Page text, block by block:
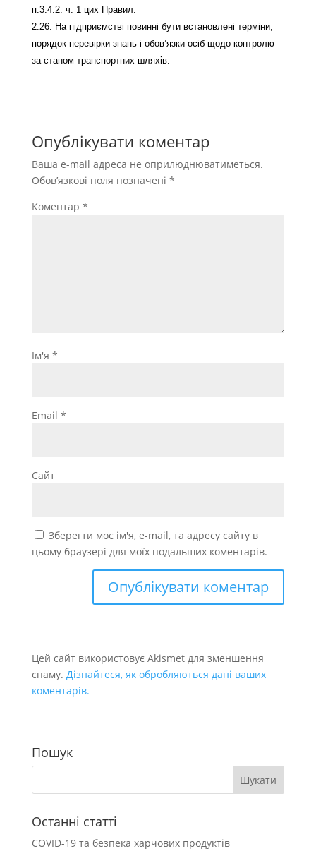
п.3.4.2. ч. 1 цих Правил.
2.26. На підприємстві повинні бути встановлені терміни,
порядок перевірки знань і обов’язки осіб щодо контролю
за станом транспортних шляхів.
Опублікувати коментар
Ваша e-mail адреса не оприлюднюватиметься.
Обов’язкові поля позначені *
Коментар *
Ім'я *
Email *
Сайт
Зберегти моє ім'я, e-mail, та адресу сайту в
цьому браузері для моїх подальших коментарів.
Цей сайт використовує Akismet для зменшення
спаму. Дізнайтеся, як обробляються дані ваших
коментарів.
Пошук
Останні статті
COVID-19 та безпека харчових продуктів